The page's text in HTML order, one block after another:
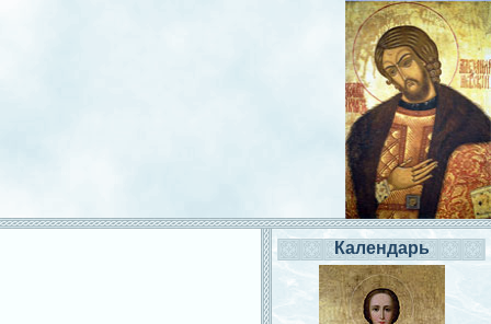
Календарь